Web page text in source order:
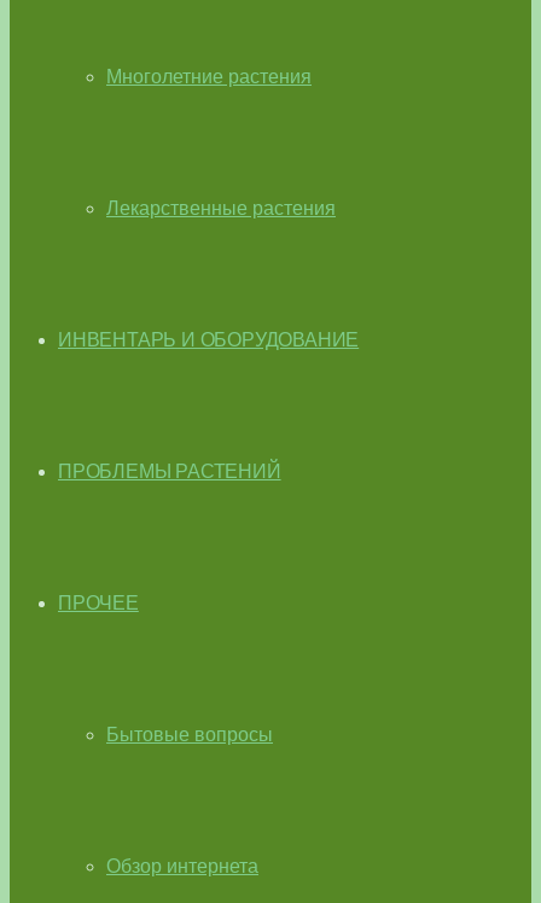
Многолетние растения
Лекарственные растения
ИНВЕНТАРЬ И ОБОРУДОВАНИЕ
ПРОБЛЕМЫ РАСТЕНИЙ
ПРОЧЕЕ
Бытовые вопросы
Обзор интернета